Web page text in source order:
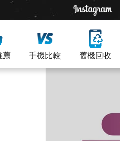
薦 手機比較 舊機回收